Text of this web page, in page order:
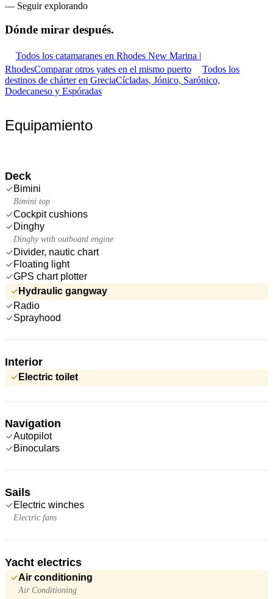
— Seguir explorando
Dónde mirar después.
Todos los catamaranes en Rhodes New Marina |
RhodesComparar otros yates en el mismo puerto
Todos los
destinos de chárter en GreciaCícladas, Jónico, Sarónico,
Dodecaneso y Espóradas
Equipamiento
Deck
Bimini
Bimini top
Cockpit cushions
Dinghy
Dinghy with outboard engine
Divider, nautic chart
Floating light
GPS chart plotter
Hydraulic gangway
Radio
Sprayhood
Interior
Electric toilet
Navigation
Autopilot
Binoculars
Sails
Electric winches
Electric fans
Yacht electrics
Air conditioning
Air Conditioning